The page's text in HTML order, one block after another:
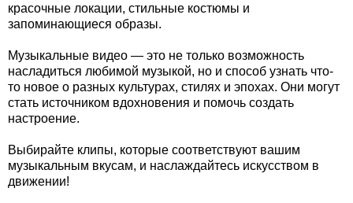
красочные локации, стильные костюмы и
запоминающиеся образы.
Музыкальные видео — это не только возможность
насладиться любимой музыкой, но и способ узнать что-
то новое о разных культурах, стилях и эпохах. Они могут
стать источником вдохновения и помочь создать
настроение.
Выбирайте клипы, которые соответствуют вашим
музыкальным вкусам, и наслаждайтесь искусством в
движении!